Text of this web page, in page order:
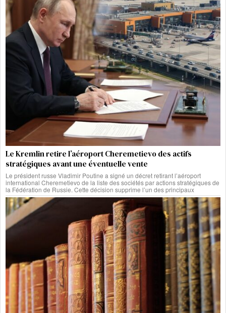
Le Kremlin retire l’aéroport Cheremetievo des actifs
stratégiques avant une éventuelle vente
Le président russe Vladimir Poutine a signé un décret retirant l’aéroport
international Cheremetievo de la liste des sociétés par actions stratégiques de
la Fédération de Russie. Cette décision supprime l’un des principaux